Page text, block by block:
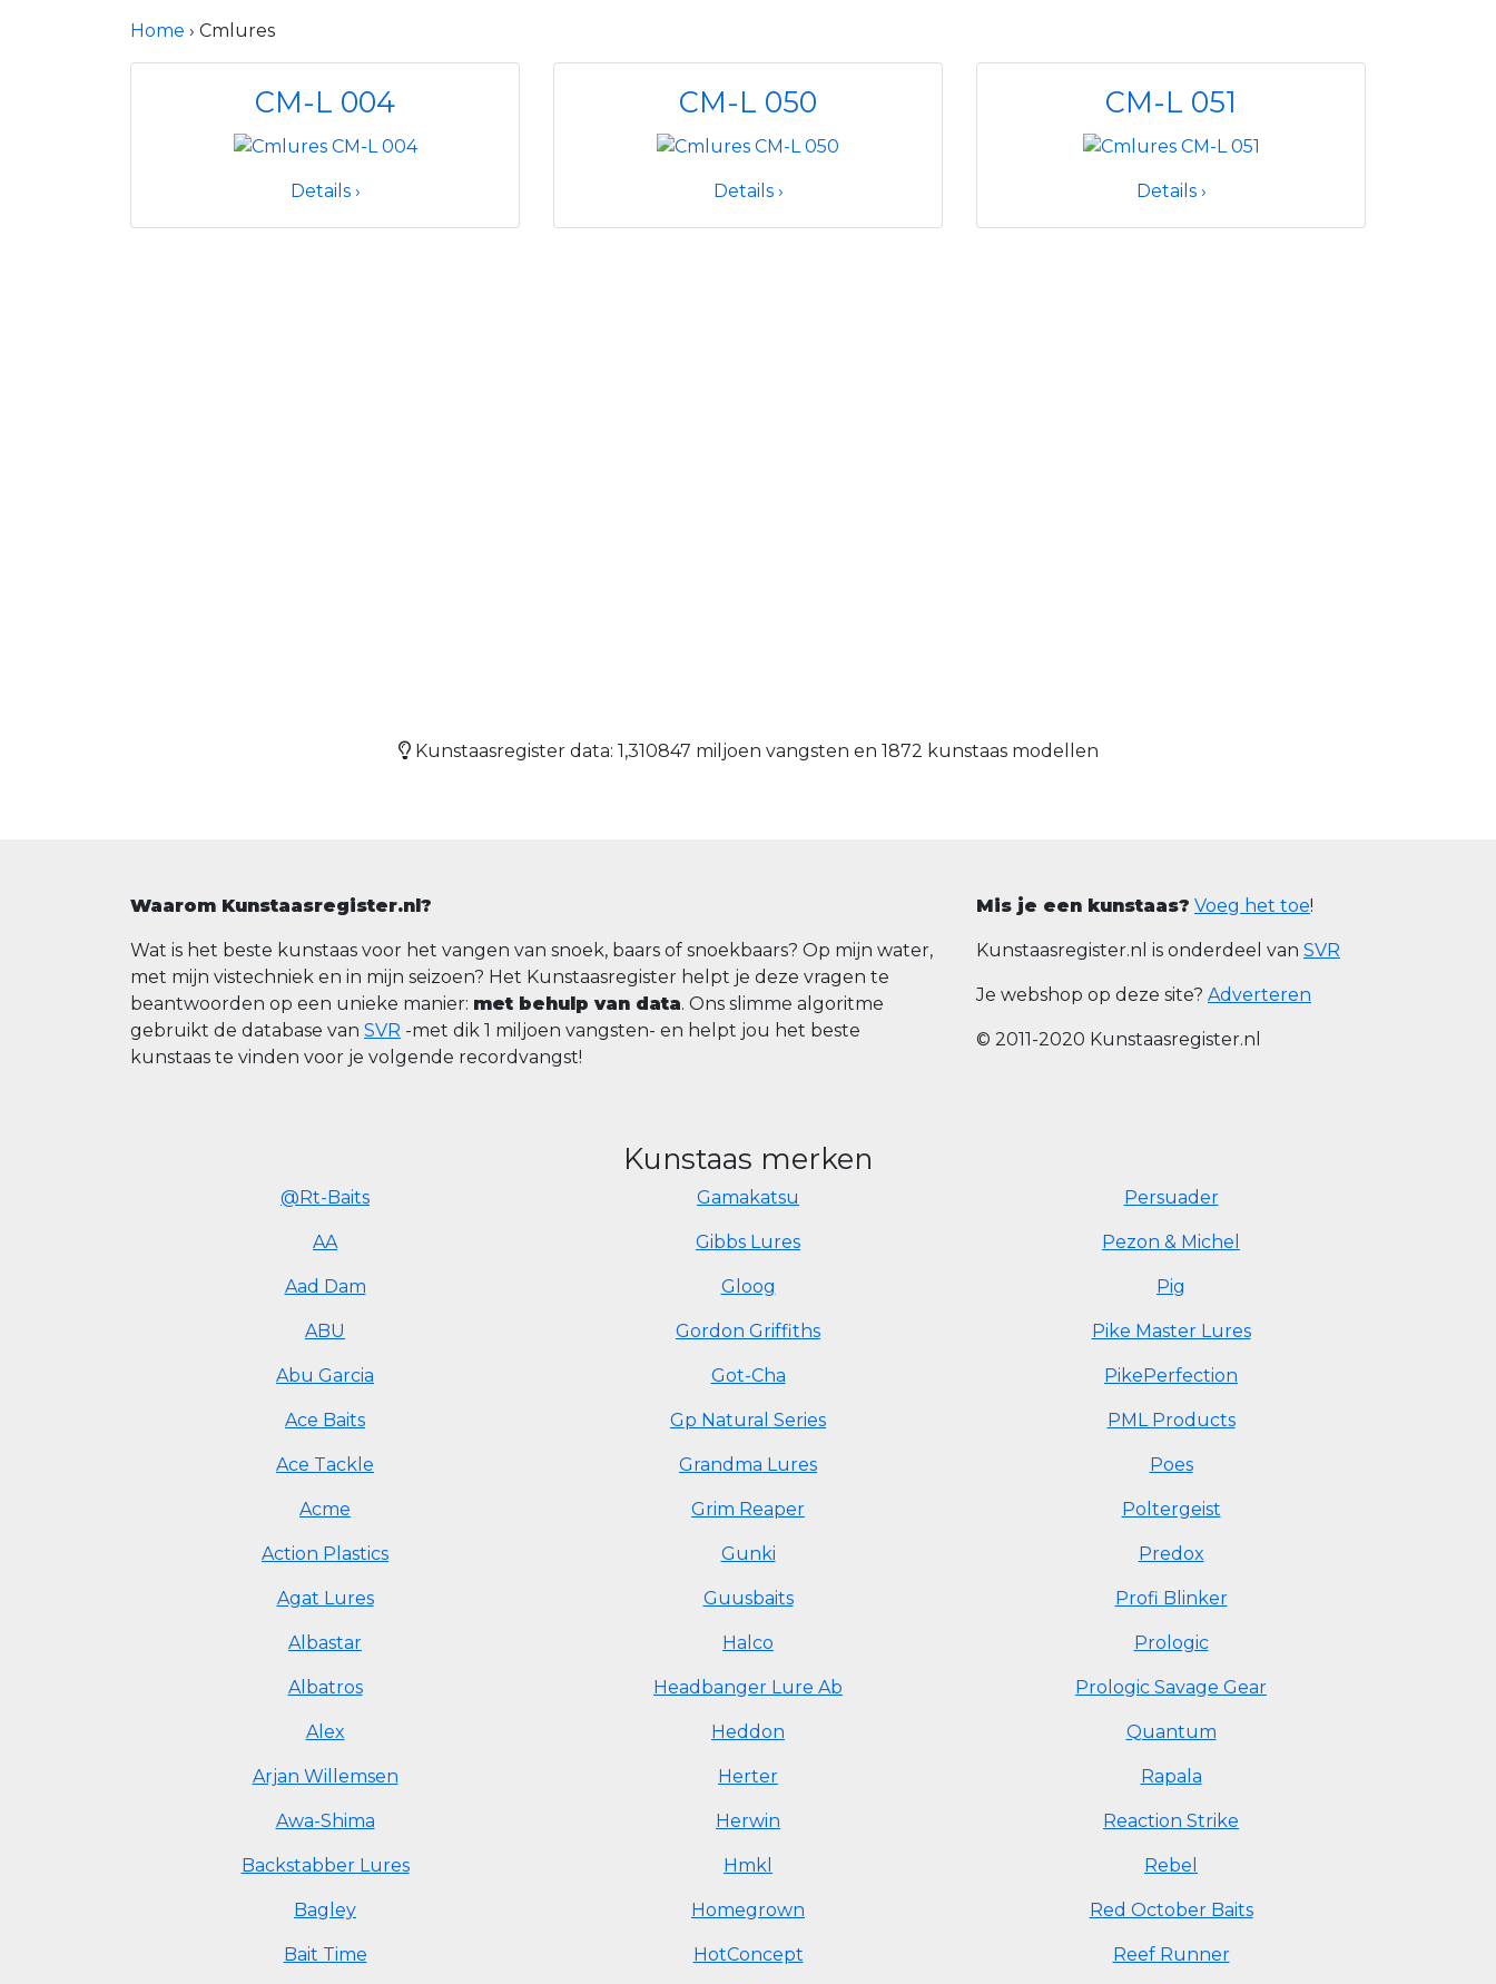
Home › Cmlures
CM-L 004
Details ›
CM-L 050
Details ›
CM-L 051
Details ›
Kunstaasregister data: 1,310847 miljoen vangsten en 1872 kunstaas modellen
Waarom Kunstaasregister.nl?
Wat is het beste kunstaas voor het vangen van snoek, baars of snoekbaars? Op mijn water,
met mijn vistechniek en in mijn seizoen? Het Kunstaasregister helpt je deze vragen te
beantwoorden op een unieke manier: met behulp van data. Ons slimme algoritme
gebruikt de database van SVR -met dik 1 miljoen vangsten- en helpt jou het beste
kunstaas te vinden voor je volgende recordvangst!
Mis je een kunstaas? Voeg het toe!
Kunstaasregister.nl is onderdeel van SVR
Je webshop op deze site? Adverteren
© 2011-2020 Kunstaasregister.nl
Kunstaas merken
@Rt-Baits
AA
Aad Dam
ABU
Abu Garcia
Ace Baits
Ace Tackle
Acme
Action Plastics
Agat Lures
Albastar
Albatros
Alex
Arjan Willemsen
Awa-Shima
Backstabber Lures
Bagley
Bait Time
Gamakatsu
Gibbs Lures
Gloog
Gordon Griffiths
Got-Cha
Gp Natural Series
Grandma Lures
Grim Reaper
Gunki
Guusbaits
Halco
Headbanger Lure Ab
Heddon
Herter
Herwin
Hmkl
Homegrown
HotConcept
Persuader
Pezon & Michel
Pig
Pike Master Lures
PikePerfection
PML Products
Poes
Poltergeist
Predox
Profi Blinker
Prologic
Prologic Savage Gear
Quantum
Rapala
Reaction Strike
Rebel
Red October Baits
Reef Runner